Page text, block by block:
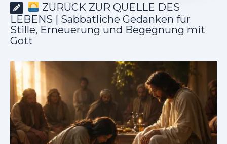
ZURÜCK ZUR QUELLE DES
LEBENS | Sabbatliche Gedanken für
Stille, Erneuerung und Begegnung mit
Gott